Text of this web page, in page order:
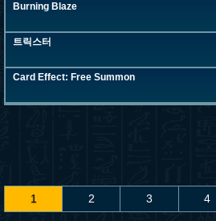
Burning Blaze
트릭스터
Card Effect: Free Summon
1 2 3 4